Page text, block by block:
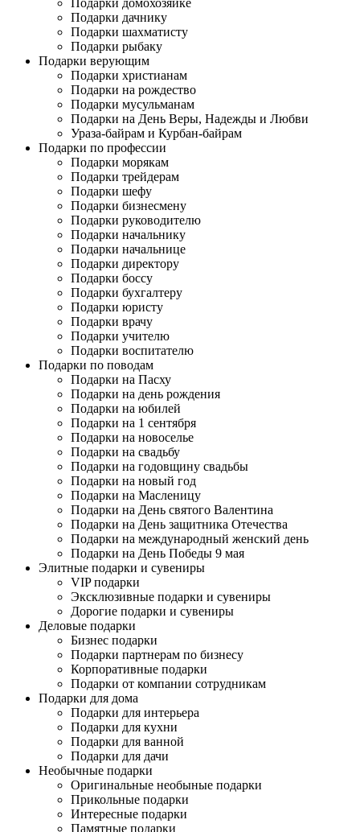
Подарки домохозяйке
Подарки дачнику
Подарки шахматисту
Подарки рыбаку
Подарки верующим
Подарки христианам
Подарки на рождество
Подарки мусульманам
Подарки на День Веры, Надежды и Любви
Ураза-байрам и Курбан-байрам
Подарки по профессии
Подарки морякам
Подарки трейдерам
Подарки шефу
Подарки бизнесмену
Подарки руководителю
Подарки начальнику
Подарки начальнице
Подарки директору
Подарки боссу
Подарки бухгалтеру
Подарки юристу
Подарки врачу
Подарки учителю
Подарки воспитателю
Подарки по поводам
Подарки на Пасху
Подарки на день рождения
Подарки на юбилей
Подарки на 1 сентября
Подарки на новоселье
Подарки на свадьбу
Подарки на годовщину свадьбы
Подарки на новый год
Подарки на Масленицу
Подарки на День святого Валентина
Подарки на День защитника Отечества
Подарки на международный женский день
Подарки на День Победы 9 мая
Элитные подарки и сувениры
VIP подарки
Эксклюзивные подарки и сувениры
Дорогие подарки и сувениры
Деловые подарки
Бизнес подарки
Подарки партнерам по бизнесу
Корпоративные подарки
Подарки от компании сотрудникам
Подарки для дома
Подарки для интерьера
Подарки для кухни
Подарки для ванной
Подарки для дачи
Необычные подарки
Оригинальные необыные подарки
Прикольные подарки
Интересные подарки
Памятные подарки